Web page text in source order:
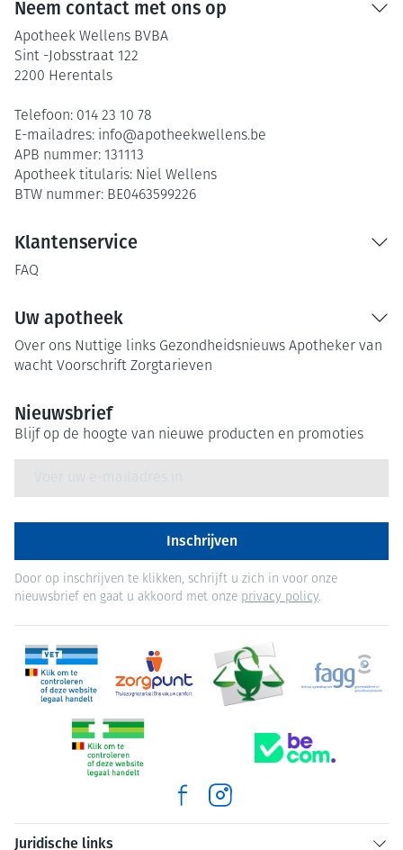
Neem contact met ons op
Apotheek Wellens BVBA
Sint -Jobsstraat 122
2200 Herentals
Telefoon: 014 23 10 78
E-mailadres: info@apotheekwellens.be
APB nummer: 131113
Apotheek titularis: Niel Wellens
BTW nummer: BE0463599226
Klantenservice
FAQ
Uw apotheek
Over ons Nuttige links Gezondheidsnieuws Apotheker van
wacht Voorschrift Zorgtarieven
Nieuwsbrief
Blijf op de hoogte van nieuwe producten en promoties
Inschrijven
Door op inschrijven te klikken, schrijft u zich in voor onze
nieuwsbrief en gaat u akkoord met onze privacy policy.
Juridische links